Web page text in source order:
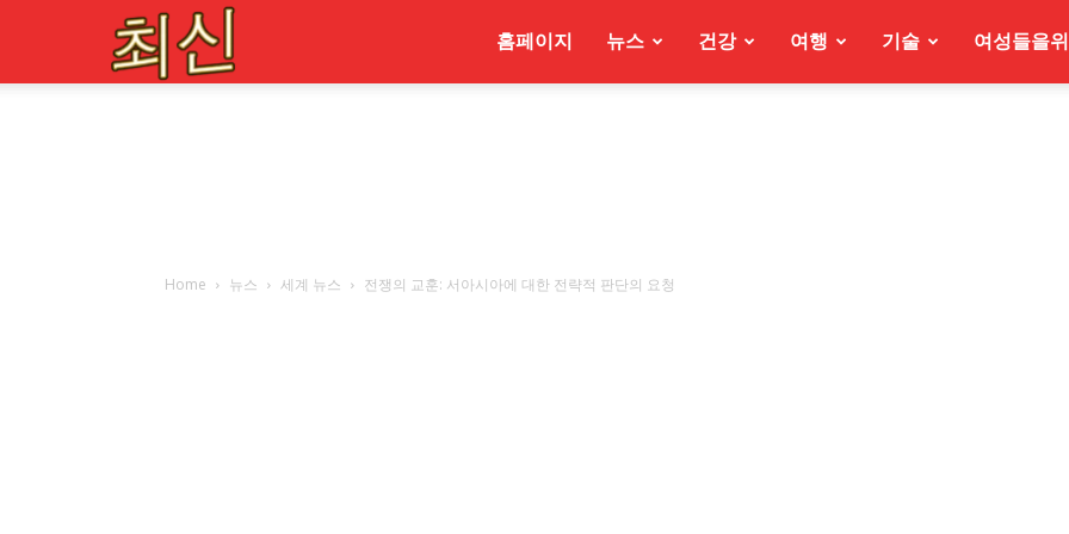
홈페이지 뉴스 건강 여행 기술 여성들을
Home 뉴스 세계 뉴스 전쟁의 교훈: 서아시아에 대한 전략적 판단의 요청